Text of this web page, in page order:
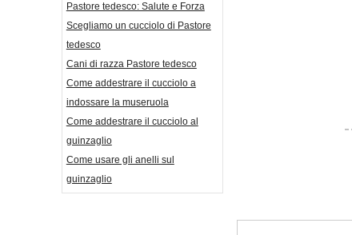
Pastore tedesco: Salute e Forza
Scegliamo un cucciolo di Pastore
tedesco
Cani di razza Pastore tedesco
Come addestrare il cucciolo a
indossare la museruola
Come addestrare il cucciolo al
guinzaglio
Come usare gli anelli sul
guinzaglio